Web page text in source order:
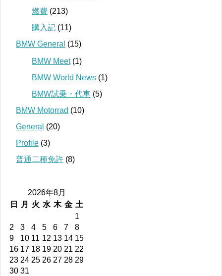
燃費 (213)
購入記 (11)
BMW General (15)
BMW Meet(1)
BMW World News (1)
BMW試乗・代車 (5)
BMW Motorrad (10)
General (20)
Profile (3)
普通二種免許 (8)
2026年8月
日
月 火 水 木 金 土
1
2
3 4 5 6 7
8
9
10 11 12 13 14 15
16 17 18 19 20 21 22
23 24 25 26 27 28 29
30 31